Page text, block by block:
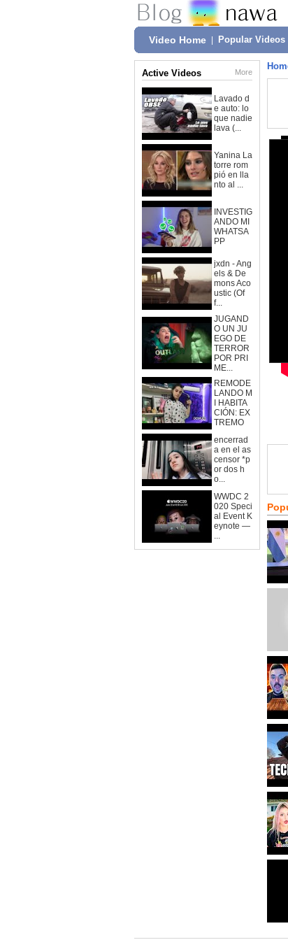
Video Home Popular Videos
Active Videos More
Lavado d
e auto: lo
que nadie
lava (...
Yanina La
torre rom
pió en lla
nto al ...
INVESTIG
ANDO MI
WHATSA
PP
jxdn - Ang
els & De
mons Aco
ustic (Of
f...
JUGAND
O UN JU
EGO DE
TERROR
POR PRI
ME...
REMODE
LANDO M
I HABITA
CIÓN: EX
TREMO
encerrad
a en el as
censor *p
or dos h
o...
WWDC 2
020 Speci
al Event K
eynote —
...